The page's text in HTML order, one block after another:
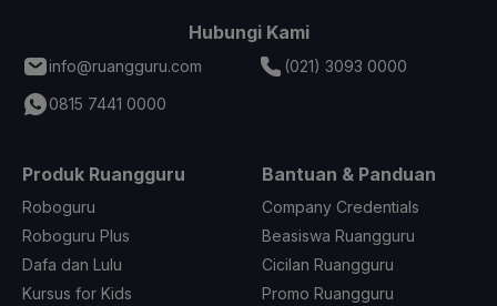
Hubungi Kami
info@ruangguru.com
(021) 3093 0000
0815 7441 0000
Produk Ruangguru
Roboguru
Roboguru Plus
Dafa dan Lulu
Kursus for Kids
Bantuan & Panduan
Company Credentials
Beasiswa Ruangguru
Cicilan Ruangguru
Promo Ruangguru